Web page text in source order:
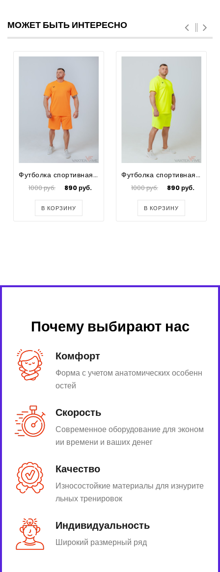
МОЖЕТ БЫТЬ ИНТЕРЕСНО
Футболка спортивная для футбола мужская Prima Big Size
1000 руб. 890 руб.
В КОРЗИНУ
Футболка спортивная для футбола мужская Prima Big Size
1000 руб. 890 руб.
В КОРЗИНУ
Почему выбирают нас
Комфорт
Форма с учетом анатомических особенн
остей
Скорость
Современное оборудование для эконом
ии времени и ваших денег
Качество
Износостойкие материалы для изнурите
льных тренировок
Индивидуальность
Широкий размерный ряд